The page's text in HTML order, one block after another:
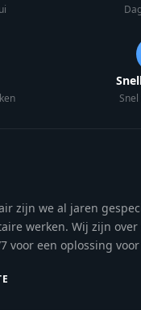
zijn we al jaren
werken. Wij zijn over
voor een oplossing